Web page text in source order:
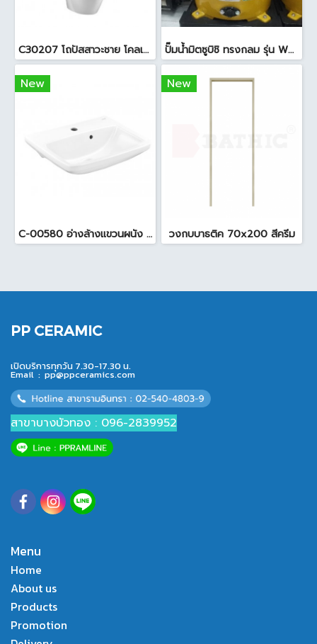
C30207 โถปัสสาวะชาย โคลเอ สีขาว ปั๊มน้ำมิตซูบิชิ ทรงกลม รุ่น WP-205R
New
C-00580 อ่างล้างแขวนผนัง เซิร์ฟ S 1รู สีขาว
New
วงกบบาธติค 70x200 สีครีม
PP CERAMIC
เปิดบริการทุกวัน 7.30-17.30 น.
Email : pp@ppceramics.com
สาขาบางบัวทอง : 096-2839952
Menu
Home
About us
Products
Promotion